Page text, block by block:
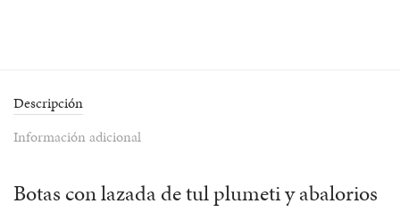
Descripción
Información adicional
Botas con lazada de tul plumeti y abalorios